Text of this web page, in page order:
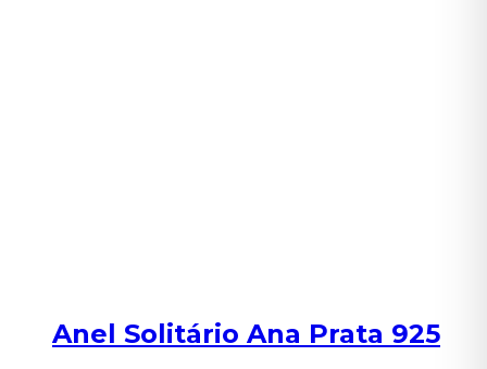
Anel Solitário Ana Prata 925